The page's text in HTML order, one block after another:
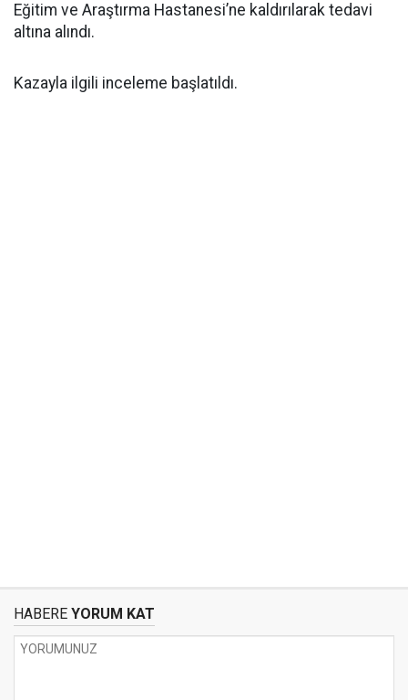
Eğitim ve Araştırma Hastanesi’ne kaldırılarak tedavi
altına alındı.
Kazayla ilgili inceleme başlatıldı.
HABERE YORUM KAT